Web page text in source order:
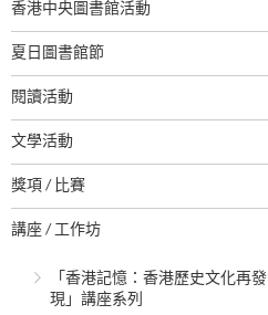
香港中央圖書館活動
夏日圖書館節
閱讀活動
文學活動
獎項 / 比賽
講座 / 工作坊
「香港記憶：香港歷史文化再發
現」講座系列